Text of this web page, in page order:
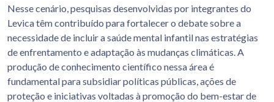
Nesse cenário, pesquisas desenvolvidas por integrantes do
Levica têm contribuído para fortalecer o debate sobre a
necessidade de incluir a saúde mental infantil nas estratégias
de enfrentamento e adaptação às mudanças climáticas. A
produção de conhecimento científico nessa área é
fundamental para subsidiar políticas públicas, ações de
proteção e iniciativas voltadas à promoção do bem-estar de